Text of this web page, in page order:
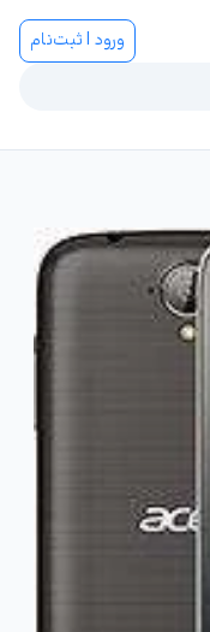
ورود | ثبت‌نام